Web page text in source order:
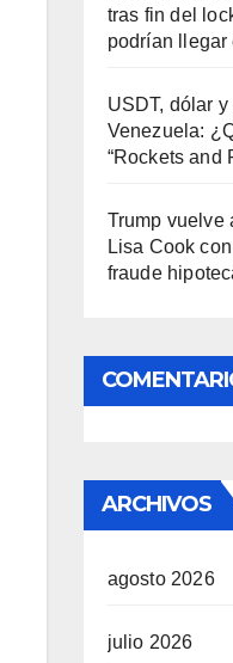
tras fin del
podrían llegar
USDT, dólar y
Venezuela:
“Rockets and
Trump vuelve
Lisa Cook
fraude
ARCHIVOS
agosto 2026
julio 2026